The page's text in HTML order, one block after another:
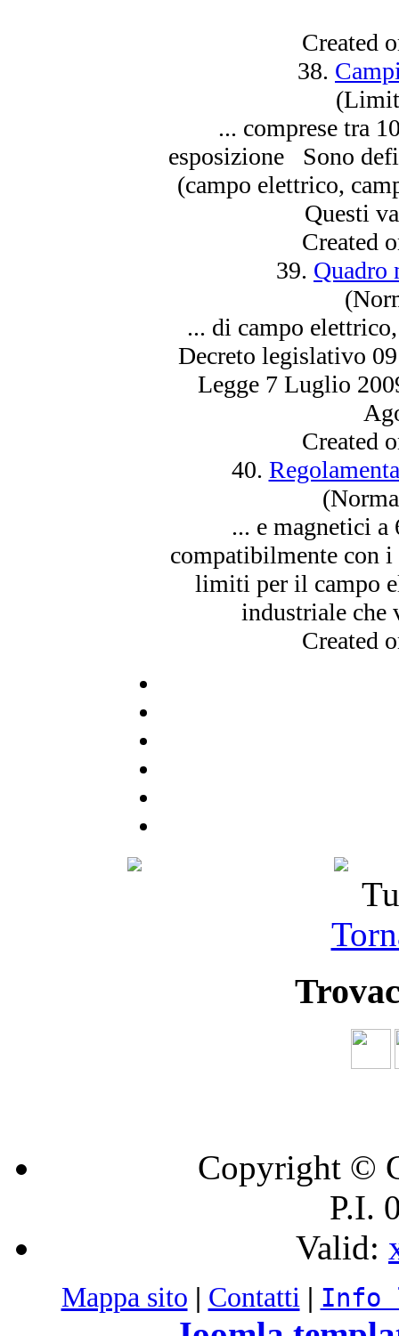
Created
38.
... comprese tra
esposizione Sono
(campo elettrico,
Questi
Created
39. Quadro
... di campo elettrico
Decreto legislativo
Legge 7 Luglio
Created
40.
... e magnetici a
compatibilmente con
limiti per il campo
industriale che
Created
Copyright ©
P.I.
Valid:
Mappa sito | Contatti | Info